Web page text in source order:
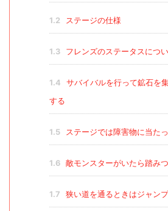
1.2 ステージの仕様
1.3 フレンズのステータスにつ
1.4
サバイバルを行って鉱石を
する
1.5 ステージでは障害物に当た
1.6 敵モンスターがいたら踏み
1.7 狭い道を通るときはジャン